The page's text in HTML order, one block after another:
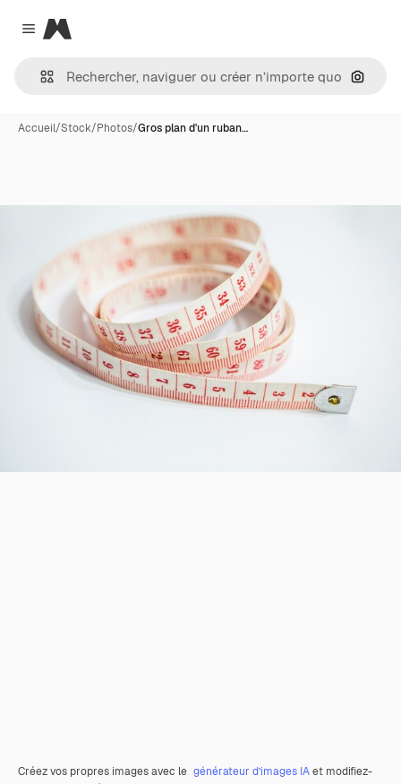
Close menu
Magnific
Accueil/Stock/Photos/Gros plan d'un ruban…
Créez vos propres images avec le générateur d’images IAet modifiez-